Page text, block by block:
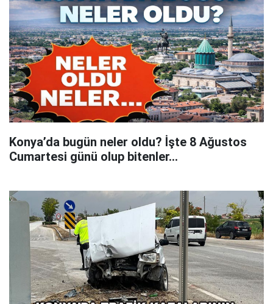
Konya’da bugün neler oldu? İşte 8 Ağustos
Cumartesi günü olup bitenler…